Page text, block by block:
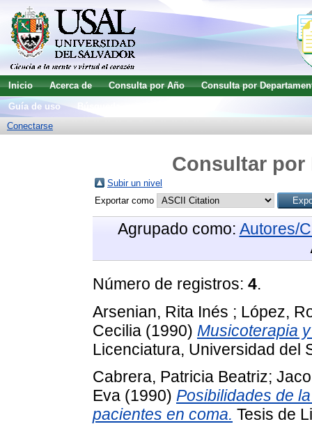
Inicio Acerca de Consulta por Año
Consulta por
Guía de uso
Conectarse
Consultar
Subir un nivel
Exportar como
Agrupado como: Autores/
Número de registros: 4.
Arsenian, Rita Inés ; López,
Cecilia (1990) Musicoterapia
Licenciatura, Universidad del
Cabrera, Patricia Beatriz;
Eva (1990) Posibilidades de
pacientes en coma. Tesis de